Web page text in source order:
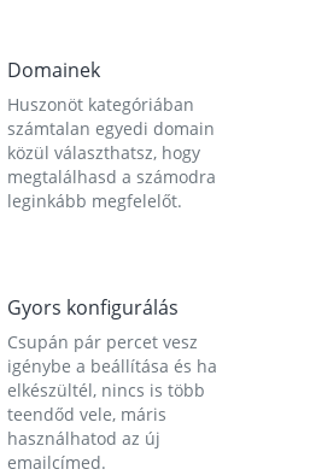
Domainek
Huszonöt kategóriában
számtalan egyedi domain
közül választhatsz, hogy
megtalálhasd a számodra
leginkább megfelelőt.
Gyors konfigurálás
Csupán pár percet vesz
igénybe a beállítása és ha
elkészültél, nincs is több
teendőd vele, máris
használhatod az új
emailcímed.